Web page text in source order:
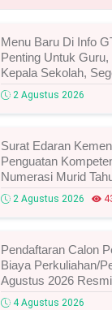
Menu Baru Di Info
Penting Untuk
Kepala Sekolah,
Waktunya!
2 Agustus 2026
Surat Edaran
Penguatan
Numerasi Murid
Dan Alurnya
2 Agustus 2026
Pendaftaran Calon
Biaya Perkuliahan/
Agustus 2026
Syarat Dan Jadwal
4 Agustus 2026